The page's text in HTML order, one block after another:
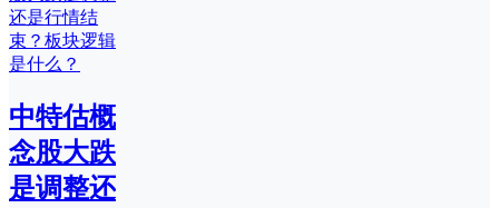
中特估概
念股大跌
是调整还